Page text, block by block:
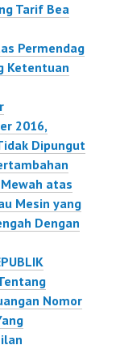
Tarif Bea
Permendag
Ketentuan
2016,
Dipungut
atas
Mesin yang
Dengan
Nomor